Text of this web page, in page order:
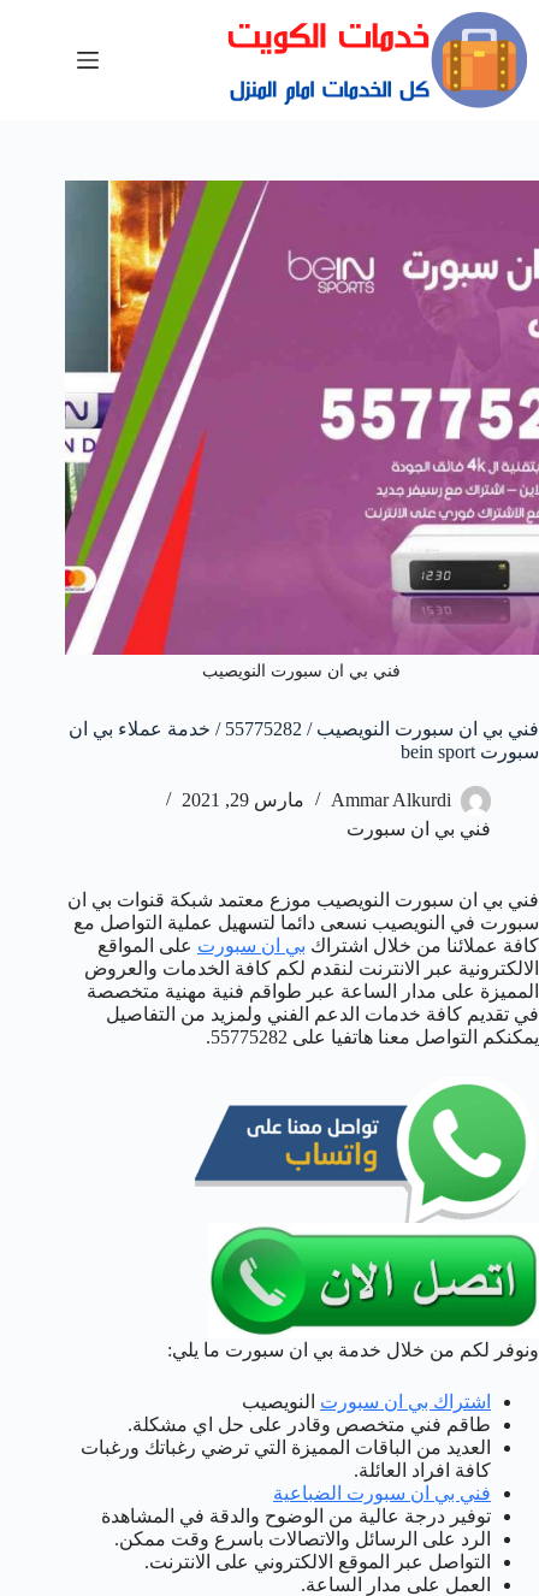
فني بي ان سبورت النويصيب
فني بي ان سبورت النويصيب / 55775282 / خدمة عملاء بي ان
سبورت bein sport
Ammar Alkurdi
مارس 29, 2021
فني بي ان سبورت
فني بي ان سبورت النويصيب موزع معتمد شبكة قنوات بي ان
سبورت في النويصيب نسعى دائما لتسهيل عملية التواصل مع
كافة عملائنا من خلال اشتراك بي ان سبورت على المواقع
الالكترونية عبر الانترنت لنقدم لكم كافة الخدمات والعروض
المميزة على مدار الساعة عبر طواقم فنية مهنية متخصصة
في تقديم كافة خدمات الدعم الفني ولمزيد من التفاصيل
يمكنكم التواصل معنا هاتفيا على 55775282.
ونوفر لكم من خلال خدمة بي ان سبورت ما يلي:
اشتراك بي ان سبورت النويصيب
طاقم فني متخصص وقادر على حل اي مشكلة.
العديد من الباقات المميزة التي ترضي رغباتك ورغبات
كافة افراد العائلة.
فني بي ان سبورت الضباعية
توفير درجة عالية من الوضوح والدقة في المشاهدة
الرد على الرسائل والاتصالات باسرع وقت ممكن.
التواصل عبر الموقع الالكتروني على الانترنت.
العمل على مدار الساعة.